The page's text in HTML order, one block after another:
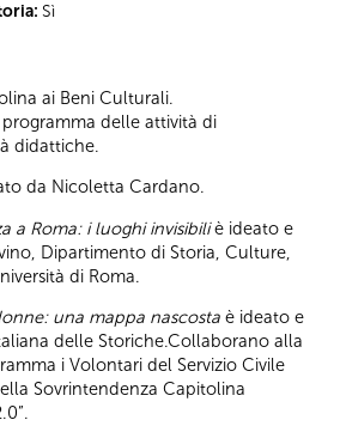
Sì
ai Beni Culturali.
delle attività di
didattiche.
da Nicoletta Cardano.
a Roma: i luoghi invisibiliè ideato e
Dipartimento di Storia, Culture,
di Roma.
una mappa nascosta è ideato e
delle Storiche.Collaborano alla
i Volontari del Servizio Civile
Sovrintendenza Capitolina